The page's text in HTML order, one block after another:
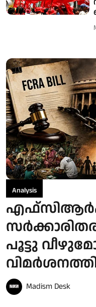
Analysis
പൂട്ടു
Madism Desk